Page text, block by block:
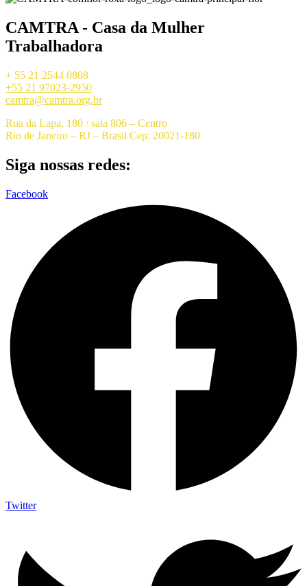
CAMTRA - Casa da Mulher
Trabalhadora
+ 55 21 2544 0808
+55 21 97023-2950
camtra@camtra.org.br
Rua da Lapa, 180 / sala 806 – Centro
Rio de Janeiro – RJ – Brasil Cep: 20021-180
Siga nossas redes:
Facebook
Twitter